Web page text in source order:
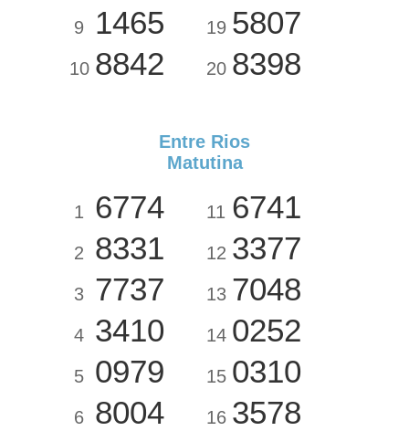
9 1465
10 8842
19 5807
20 8398
Entre Rios
Matutina
1 6774
2 8331
3 7737
4 3410
5 0979
6 8004
11 6741
12 3377
13 7048
14 0252
15 0310
16 3578